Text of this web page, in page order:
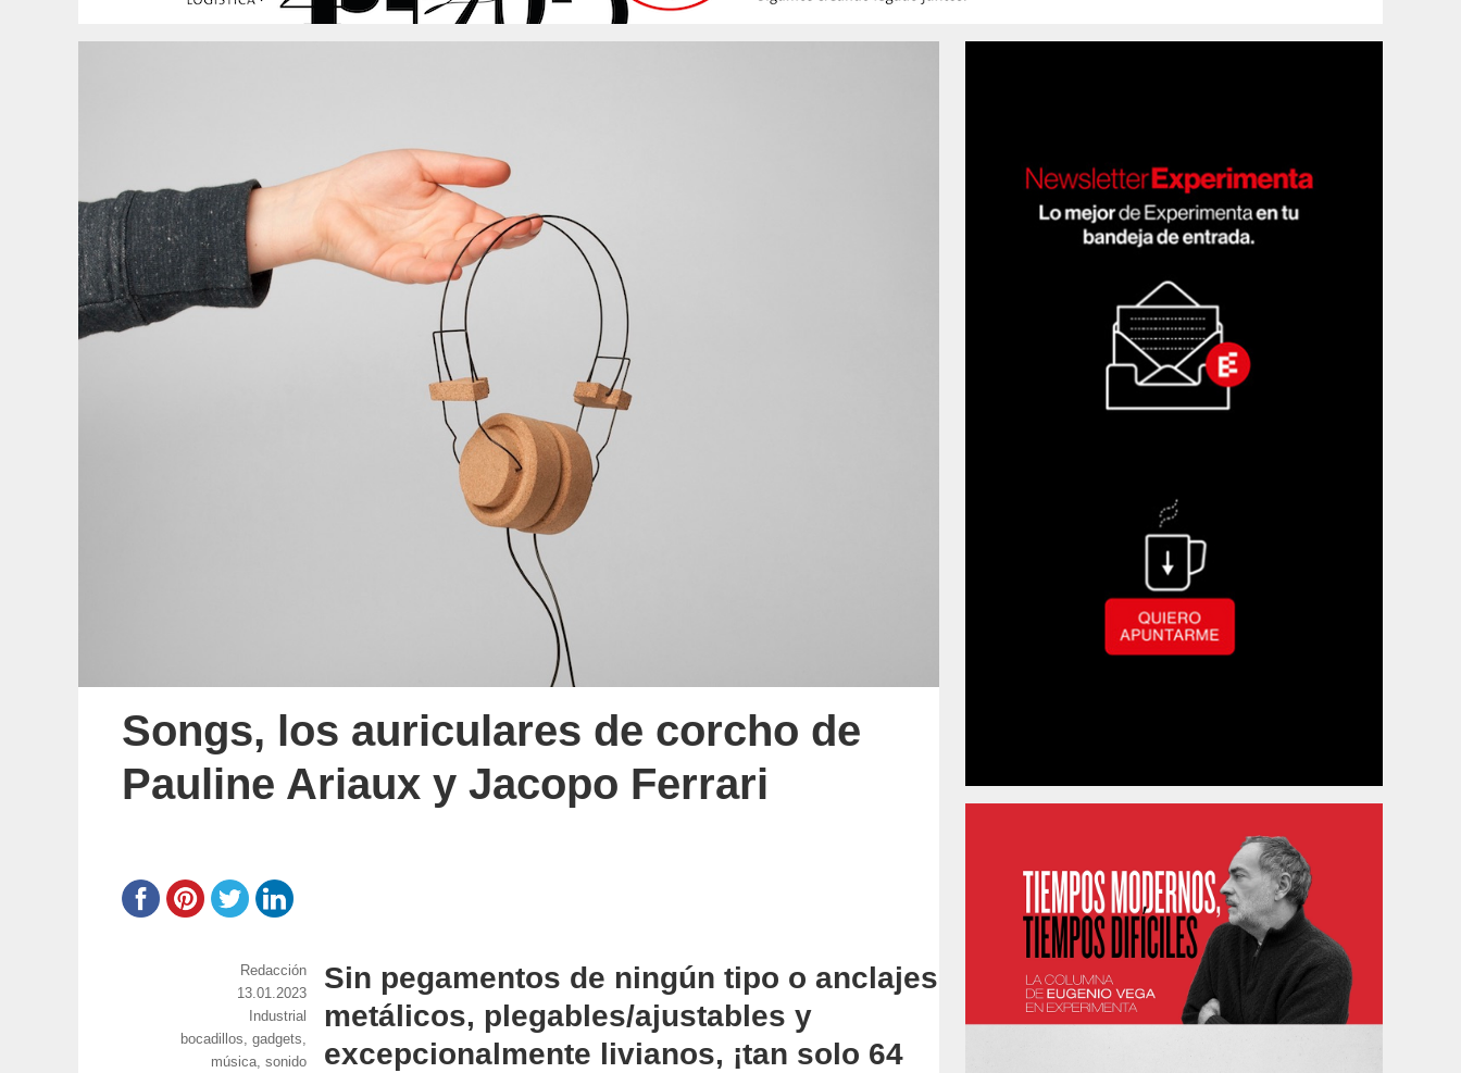
Songs, los auriculares de corcho de
Pauline Ariaux y Jacopo Ferrari
Sin pegamentos de ningún tipo o anclajes
metálicos, plegables/ajustables y
excepcionalmente livianos, ¡tan solo 64
https://www.experimenta.es/author/redaccion/
Redacción
Publicado
13.01.2023
Categorías
Industrial
Etiquetas
bocadillos,gadgets,
música,sonido